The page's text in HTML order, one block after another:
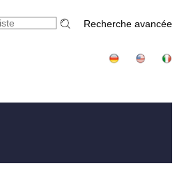
Recherche avancée